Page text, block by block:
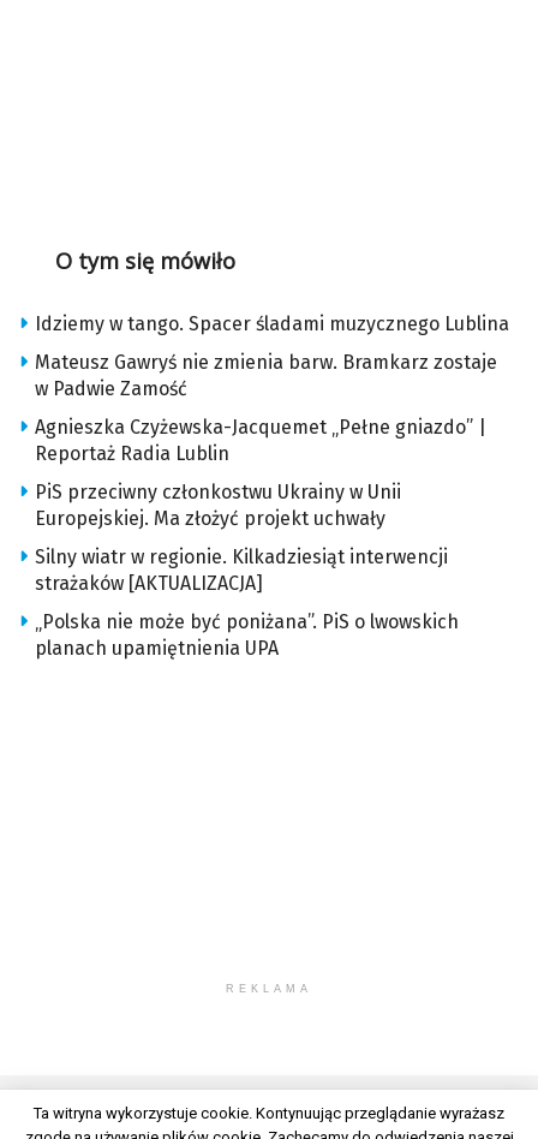
O tym się mówiło
Idziemy w tango. Spacer śladami muzycznego Lublina
Mateusz Gawryś nie zmienia barw. Bramkarz zostaje
w Padwie Zamość
Agnieszka Czyżewska-Jacquemet „Pełne gniazdo” |
Reportaż Radia Lublin
PiS przeciwny członkostwu Ukrainy w Unii
Europejskiej. Ma złożyć projekt uchwały
Silny wiatr w regionie. Kilkadziesiąt interwencji
strażaków [AKTUALIZACJA]
„Polska nie może być poniżana”. PiS o lwowskich
planach upamiętnienia UPA
REKLAMA
Ta witryna wykorzystuje cookie. Kontynuując przeglądanie wyrażasz